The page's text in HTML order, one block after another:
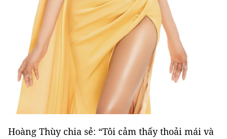
Hoàng Thùy chia sẻ: “Tôi cảm thấy thoải mái và